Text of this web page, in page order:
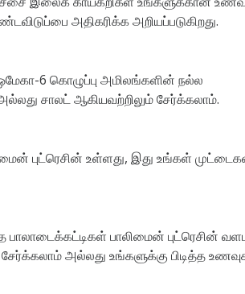
அதிகரிக்க அறியப்படுகிறது.
6 கொழுப்பு அமிலங்களின் நல்ல
சாலட் ஆகியவற்றிலும் சேர்க்கலாம்.
புட்ரெசின் உள்ளது, இது உங்கள்
பாலாடைக்கட்டிகள் பாலிமைன் புட்ரெசின்
அல்லது உங்களுக்கு பிடித்த